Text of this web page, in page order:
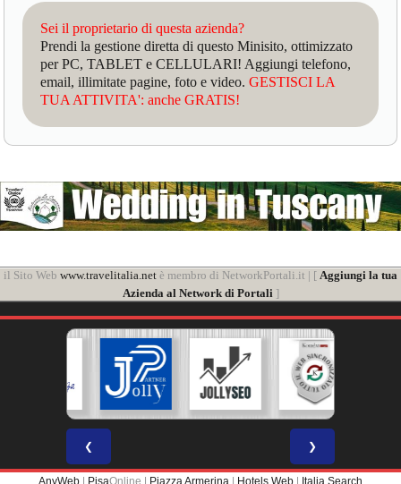
Sei il proprietario di questa azienda?
Prendi la gestione diretta di questo Minisito, ottimizzato
per PC, TABLET e CELLULARI! Aggiungi telefono,
email, illimitate pagine, foto e video.GESTISCI LA
TUA ATTIVITA': anche GRATIS!
il Sito Web www.travelitalia.net è membro di NetworkPortali.it | [ Aggiungi la tua
Azienda al Network di Portali]
❮ ❯
AnyWeb PisaOnline | Piazza Armerina Hotels Web Italia Search